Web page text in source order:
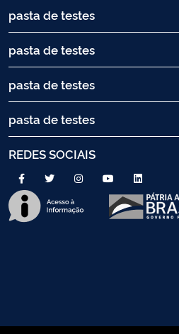
pasta de testes
pasta de testes
pasta de testes
pasta de testes
REDES SOCIAIS